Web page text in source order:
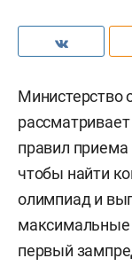
Министерство
правил
чтобы найти
олимпиад и
максимальные
первый